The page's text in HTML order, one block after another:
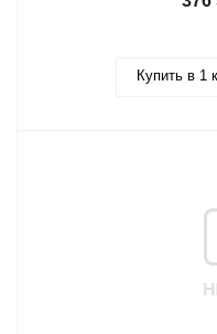
Купить в 1